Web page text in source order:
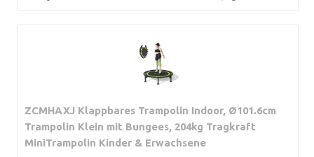
ZCMHAXJ Klappbares Trampolin Indoor, Ø101.6cm
Trampolin Klein mit Bungees, 204kg Tragkraft
MiniTrampolin Kinder & Erwachsene